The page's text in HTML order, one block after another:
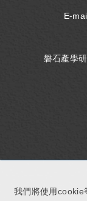
我們將使用cookie
E-
磐石產學